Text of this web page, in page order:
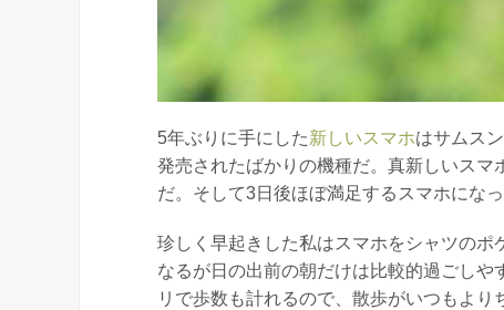
5年ぶりに手にした新しいスマホはサムス
発売されたばかりの機種だ。真新しいス
だ。そして3日後ほぼ満足するスマホになっ
珍しく早起きした私はスマホをシャツのポ
なるが日の出前の朝だけは比較的過ごし
リで歩数も計れるので、散歩がいつもより